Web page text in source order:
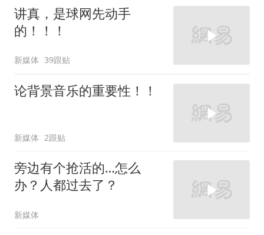
讲真，是球网先动手
的！！！
新媒体 39跟贴
论背景音乐的重要性！！
新媒体 2跟贴
旁边有个抢活的…怎么
办？人都过去了？
新媒体